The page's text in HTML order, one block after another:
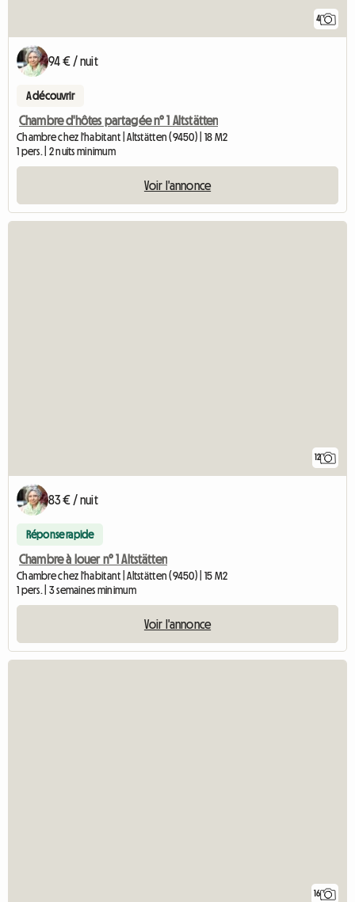
4
94 € / nuit
A découvrir
Chambre d'hôtes partagée n° 1 Altstätten
Chambre chez l'habitant | Altstätten (9450) | 18 M2
1 pers. | 2 nuits minimum
Voir l'annonce
12
83 € / nuit
Réponse rapide
Chambre à louer n° 1 Altstätten
Chambre chez l'habitant | Altstätten (9450) | 15 M2
1 pers. | 3 semaines minimum
Voir l'annonce
16